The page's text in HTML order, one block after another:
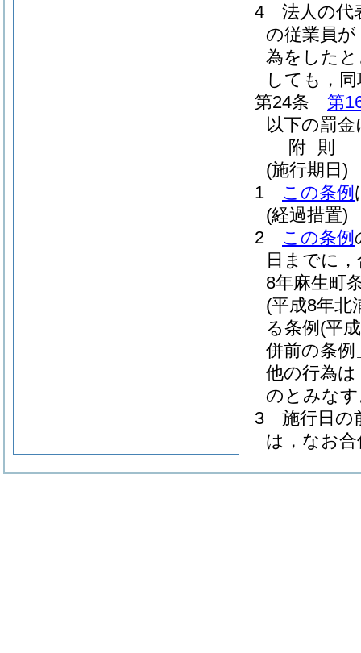
4
法人の代
の従業員
為をした
しても，
第24条
第
以下の罰
附 則
(施行期日)
1
この条例
(経過措置)
2
この条例
日までに
8年麻生町
(平成8年北
る条例 (平
併前の条
他の行為
のとみな
3
施行日の
は，なお